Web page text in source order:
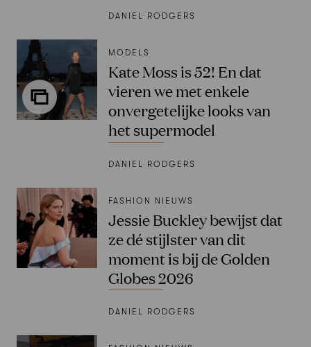
DANIEL RODGERS
MODELS
Kate Moss is 52! En dat
vieren we met enkele
onvergetelijke looks van
het supermodel
DANIEL RODGERS
FASHION NIEUWS
Jessie Buckley bewijst dat
ze dé stijlster van dit
moment is bij de Golden
Globes 2026
DANIEL RODGERS